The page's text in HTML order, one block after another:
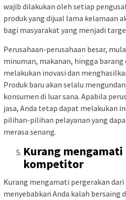
wajib dilakukan oleh setiap
produk yang dijual lama kelamaan
bagi masyarakat yang menjadi
Perusahaan-perusahaan besar,
minuman, makanan, hingga
melakukan inovasi dan
Produk baru akan selalu
konsumen di luar sana. Apabila
jasa, Anda tetap dapat melakukan
pilihan-pilihan pelayanan yang
merasa senang.
Kurang
kompetitor
Kurang mengamati pergerakan
menyebabkan Anda kalah bersaing